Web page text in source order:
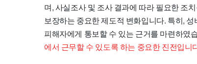
며, 사실조사 및 조사 결과에 따라 필요한 조
보장하는 중요한 제도적 변화입니다. 특히,
피해자에게 통보할 수 있는 근거를 마련하였
에서 근무할 수 있도록 하는 중요한 진전입니